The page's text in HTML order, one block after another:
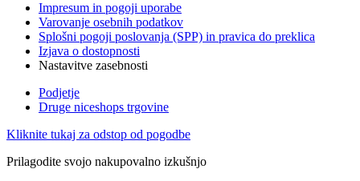
Impresum in pogoji uporabe
Varovanje osebnih podatkov
Splošni pogoji poslovanja (SPP) in pravica do preklica
Izjava o dostopnosti
Nastavitve zasebnosti
Podjetje
Druge niceshops trgovine
Kliknite tukaj za odstop od pogodbe
Prilagodite svojo nakupovalno izkušnjo